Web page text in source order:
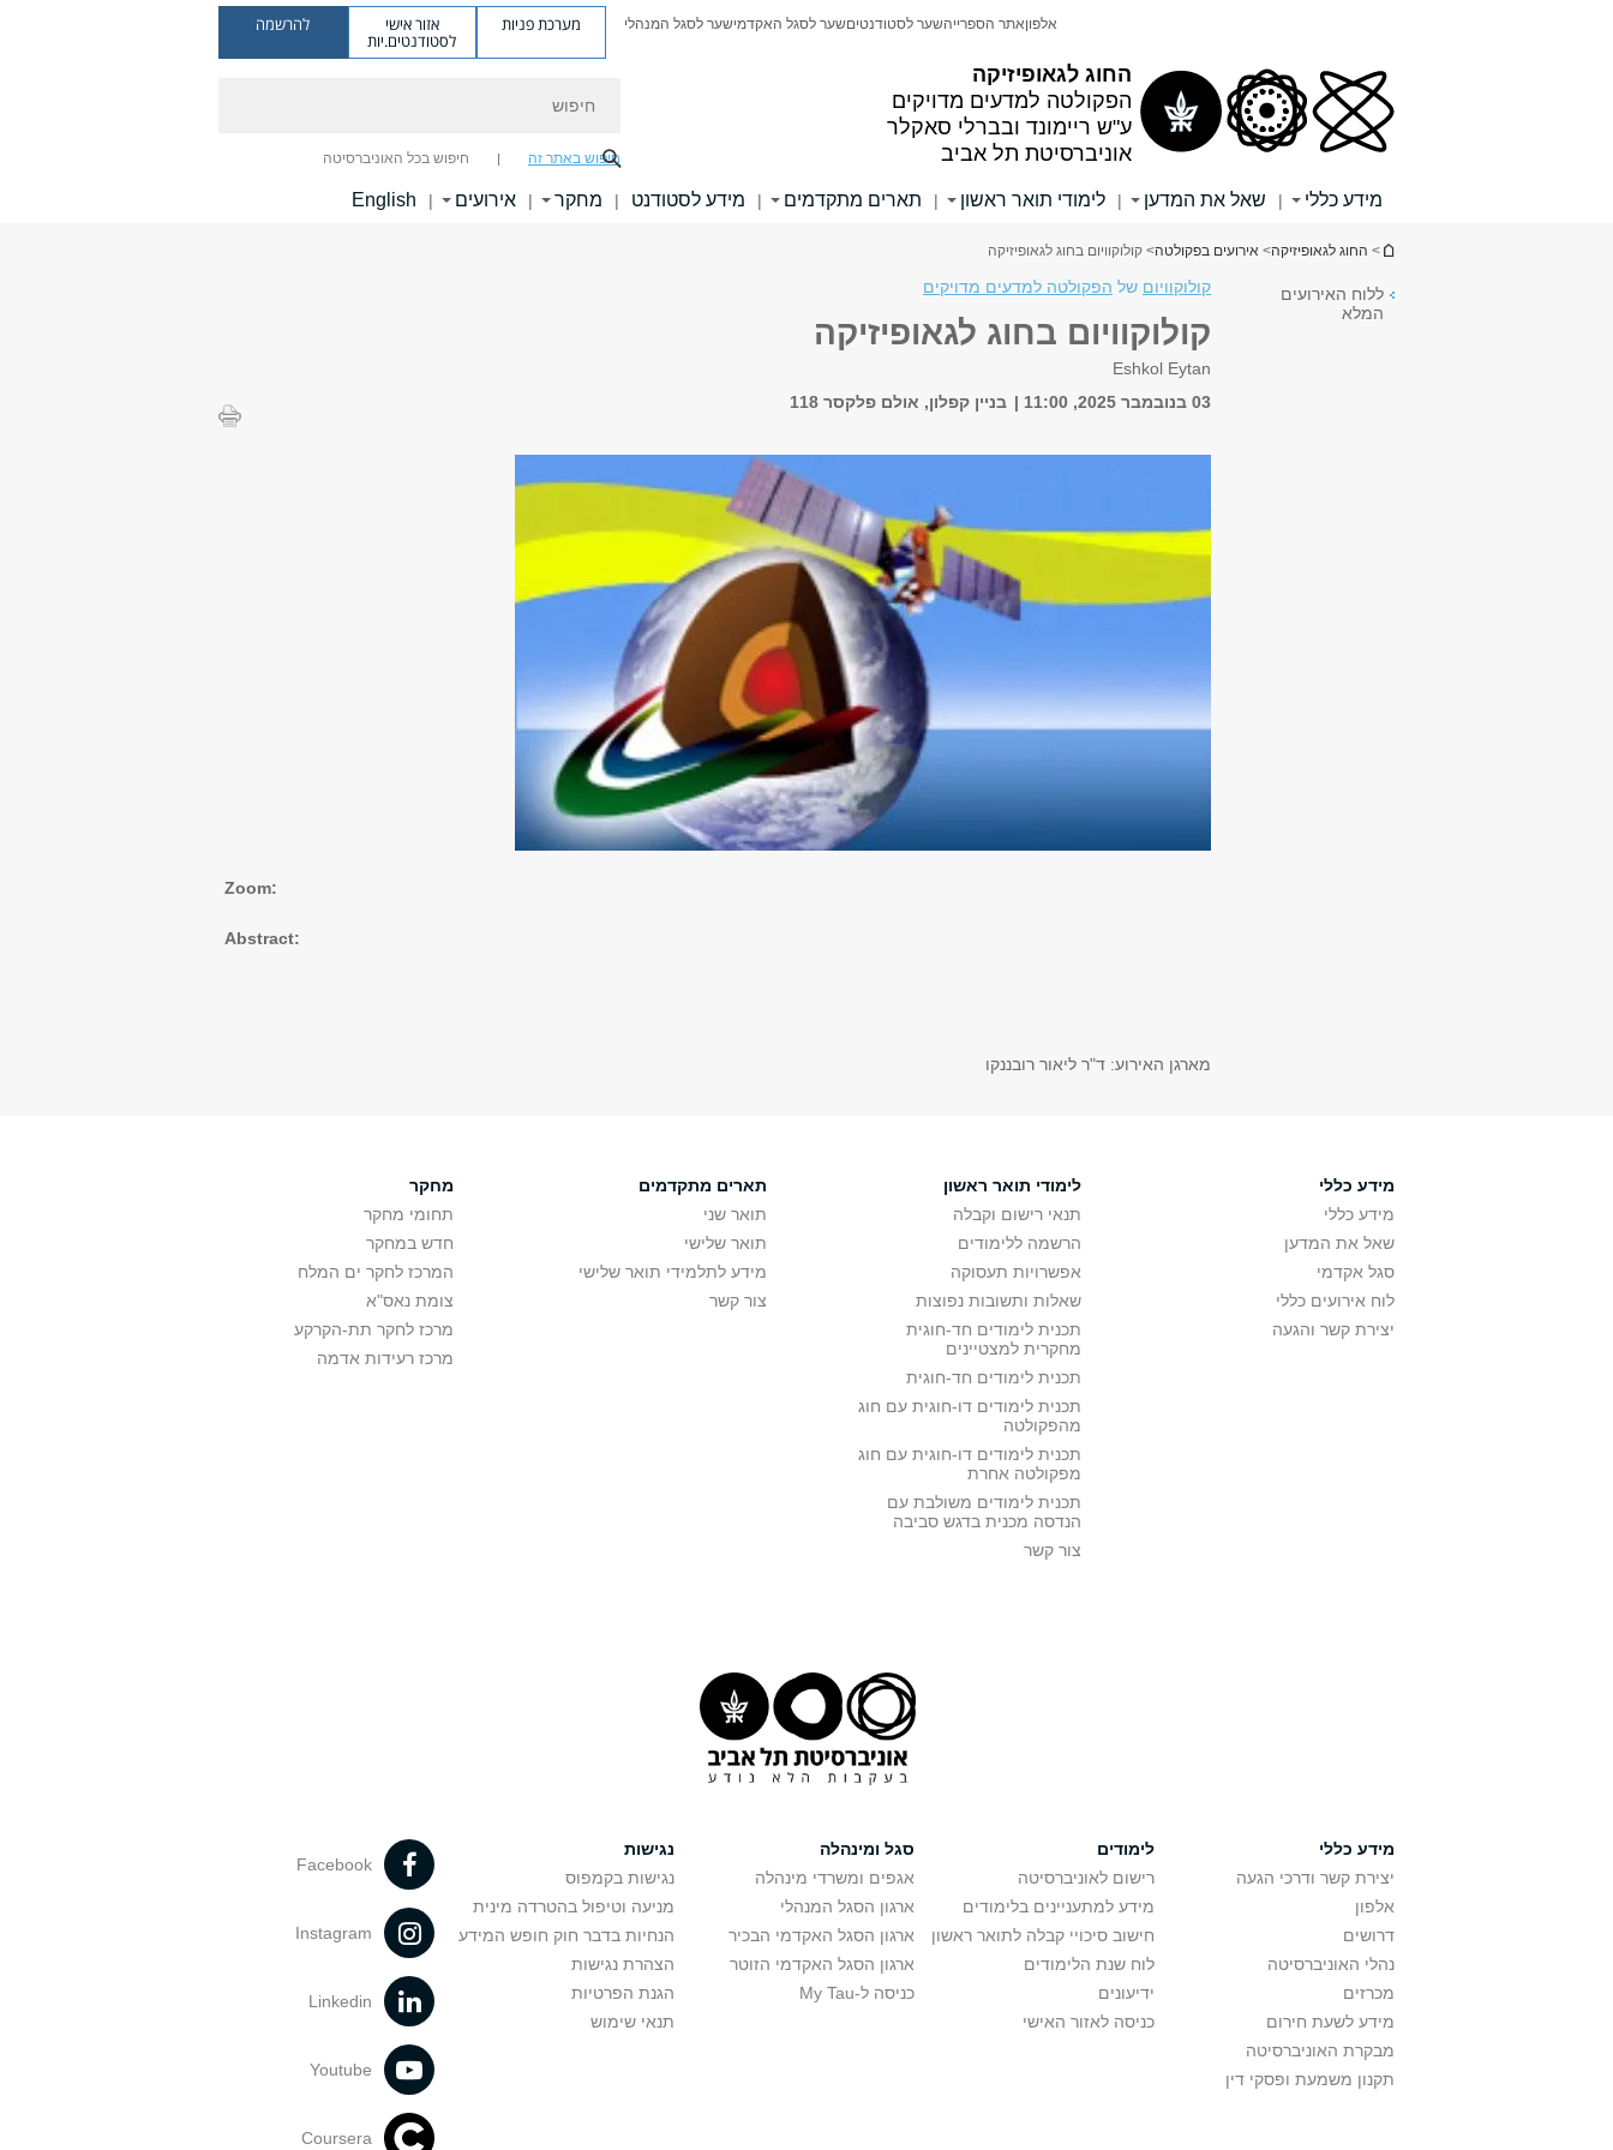
החוג לגאופיזיקה
הפקולטה למדעים מדויקים
ע"ש ריימונד ובברלי סאקלר
אוניברסיטת תל אביב
אלפוןאתר הספרייהשער לסטודנטיםשער לסגל האקדמישער לסגל המנהלי מערכת פניות אזור אישי
לסטודנטים.יות
להרשמה
חיפוש באתר זה חיפוש בכל האוניברסיטה
מידע כללי | שאל את המדען | לימודי תואר ראשון | תארים מתקדמים | מידע לסטודנט | מחקר | אירועים |
English
הינך נמצא כאן
> החוג לגאופיזיקה> אירועים בפקולטה> קולוקוויום בחוג לגאופיזיקה
ללוח האירועים
המלא
קולוקוויום של הפקולטה למדעים מדויקים
קולוקוויום בחוג לגאופיזיקה
Eshkol Eytan
03 בנובמבר 2025, 11:00
בניין קפלון, אולם פלקסר 118
Zoom:
Abstract:
מארגן האירוע: ד"ר ליאור רובננקו
מידע כללי
מידע כללי
שאל את המדען
סגל אקדמי
לוח אירועים כללי
יצירת קשר והגעה
לימודי תואר ראשון
תנאי רישום וקבלה
הרשמה ללימודים
אפשרויות תעסוקה
שאלות ותשובות נפוצות
תכנית לימודים חד-חוגית
מחקרית למצטיינים
תכנית לימודים חד-חוגית
תכנית לימודים דו-חוגית עם חוג
מהפקולטה
תכנית לימודים דו-חוגית עם חוג
מפקולטה אחרת
תכנית לימודים משולבת עם
הנדסה מכנית בדגש סביבה
צור קשר
תארים מתקדמים
תואר שני
תואר שלישי
מידע לתלמידי תואר שלישי
צור קשר
מחקר
תחומי מחקר
חדש במחקר
המרכז לחקר ים המלח
צומת נאס"א
מרכז לחקר תת-הקרקע
מרכז רעידות אדמה
מידע כללי
יצירת קשר ודרכי הגעה
אלפון
דרושים
נהלי האוניברסיטה
מכרזים
מידע לשעת חירום
מבקרת האוניברסיטה
תקנון משמעת ופסקי דין
לימודים
רישום לאוניברסיטה
מידע למתעניינים בלימודים
חישוב סיכויי קבלה לתואר ראשון
לוח שנת הלימודים
ידיעונים
כניסה לאזור האישי
סגל ומינהלה
אגפים ומשרדי מינהלה
ארגון הסגל המנהלי
ארגון הסגל האקדמי הבכיר
ארגון הסגל האקדמי הזוטר
כניסה ל-My Tau
נגישות
נגישות בקמפוס
מניעה וטיפול בהטרדה מינית
הנחיות בדבר חוק חופש המידע
הצהרת נגישות
הגנת הפרטיות
תנאי שימוש
Facebook
Instagram
Linkedin
Youtube
Coursera